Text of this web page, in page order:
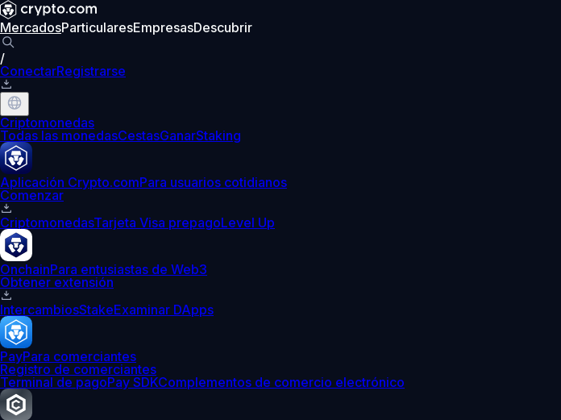
MercadosParticularesEmpresasDescubrir
/
ConectarRegistrarse
Criptomonedas
Todas las monedasCestasGanarStaking
Aplicación Crypto.comPara usuarios cotidianos
Comenzar
CriptomonedasTarjeta Visa prepagoLevel Up
OnchainPara entusiastas de Web3
Obtener extensión
IntercambiosStakeExaminar DApps
PayPara comerciantes
Registro de comerciantes
Terminal de pagoPay SDKComplementos de comercio electrónico